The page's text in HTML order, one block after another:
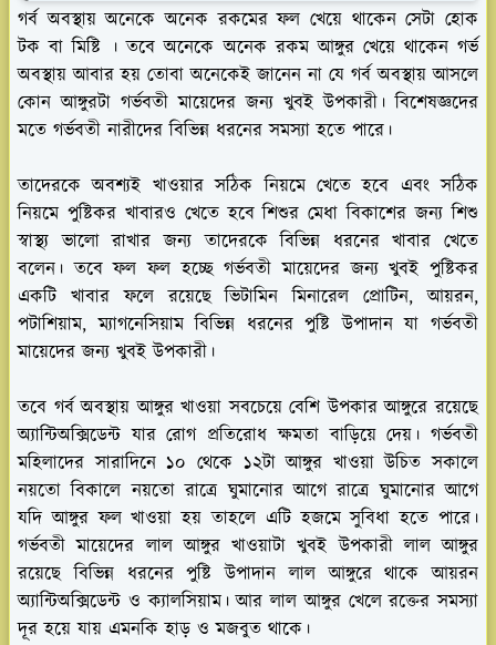
গর্ব অবস্থায় অনেকে অনেক রকমের ফল খেয়ে থাকেন সেটা হোক
টক বা মিষ্টি । তবে অনেকে অনেক রকম আঙ্গুর খেয়ে থাকেন গর্ভ
অবস্থায় আবার হয় তোবা অনেকেই জানেন না যে গর্ব অবস্থায় আসলে
কোন আঙ্গুরটা গর্ভবতী মায়েদের জন্য খুবই উপকারী। বিশেষজ্ঞদের
মতে গর্ভবতী নারীদের বিভিন্ন ধরনের সমস্যা হতে পারে।
তাদেরকে অবশ্যই খাওয়ার সঠিক নিয়মে খেতে হবে এবং সঠিক
নিয়মে পুষ্টিকর খাবারও খেতে হবে শিশুর মেধা বিকাশের জন্য শিশু
স্বাস্থ্য ভালো রাখার জন্য তাদেরকে বিভিন্ন ধরনের খাবার খেতে
বলেন। তবে ফল ফল হচ্ছে গর্ভবতী মায়েদের জন্য খুবই পুষ্টিকর
একটি খাবার ফলে রয়েছে ভিটামিন মিনারেল প্রোটিন, আয়রন,
পটাশিয়াম, ম্যাগনেসিয়াম বিভিন্ন ধরনের পুষ্টি উপাদান যা গর্ভবতী
মায়েদের জন্য খুবই উপকারী।
তবে গর্ব অবস্থায় আঙ্গুর খাওয়া সবচেয়ে বেশি উপকার আঙ্গুরে রয়েছে
অ্যান্টিঅক্সিডেন্ট যার রোগ প্রতিরোধ ক্ষমতা বাড়িয়ে দেয়। গর্ভবতী
মহিলাদের সারাদিনে ১০ থেকে ১২টা আঙ্গুর খাওয়া উচিত সকালে
নয়তো বিকালে নয়তো রাত্রে ঘুমানোর আগে রাত্রে ঘুমানোর আগে
যদি আঙ্গুর ফল খাওয়া হয় তাহলে এটি হজমে সুবিধা হতে পারে।
গর্ভবতী মায়েদের লাল আঙ্গুর খাওয়াটা খুবই উপকারী লাল আঙ্গুর
রয়েছে বিভিন্ন ধরনের পুষ্টি উপাদান লাল আঙ্গুরে থাকে আয়রন
অ্যান্টিঅক্সিডেন্ট ও ক্যালসিয়াম। আর লাল আঙ্গুর খেলে রক্তের সমস্যা
দূর হয়ে যায় এমনকি হাড় ও মজবুত থাকে।